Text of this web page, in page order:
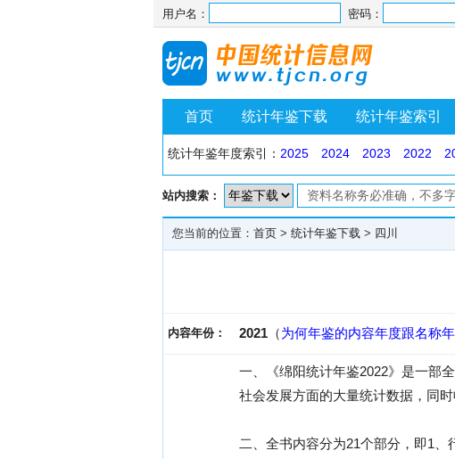
用户名： 密码：
首页 统计年鉴下载 统计年鉴索引
统计年鉴年度索引： 2025 2024 2023 2022
站内搜索：
您当前的位置： 首页 > 统计年鉴下载 > 四川
内容年份： 2021 （为何年鉴的内容年度跟名称
一、《绵阳统计年鉴2022》是一部
社会发展方面的大量统计数据，同
二、全书内容分为21个部分，即1